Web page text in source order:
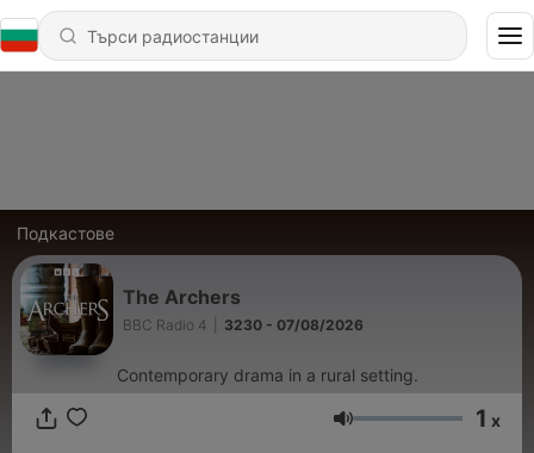
Подкастове
The Archers
BBC Radio 4 3230 - 07/08/2026
Contemporary drama in a rural setting.
Сила на звука
1 x